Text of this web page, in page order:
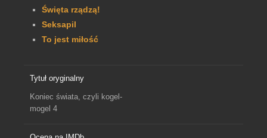
Święta rządzą!
Seksapil
To jest miłość
Tytuł oryginalny
Koniec świata, czyli kogel-
mogel 4